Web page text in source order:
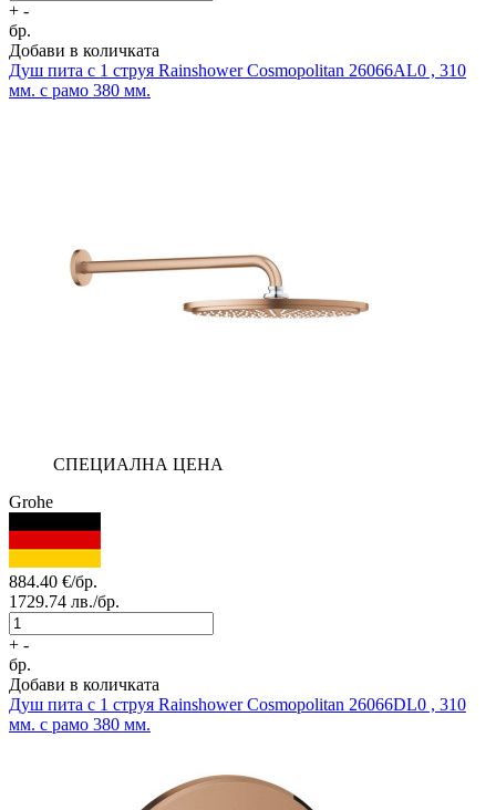
+ -
бр.
Добави в количката
Душ пита с 1 струя Rainshower Cosmopolitan 26066AL0 , 310
мм. с рамо 380 мм.
СПЕЦИАЛНА ЦЕНА
Grohe
884.40 €/бр.
1729.74 лв./бр.
+ -
бр.
Добави в количката
Душ пита с 1 струя Rainshower Cosmopolitan 26066DL0 , 310
мм. с рамо 380 мм.